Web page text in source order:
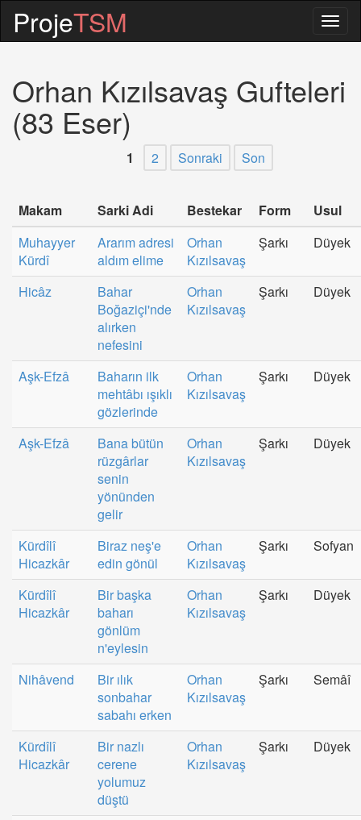
ProjeTSM
Orhan Kızılsavaş Gufteleri
(83 Eser)
1 2 Sonraki Son
Makam Sarki Adi Bestekar Form
Usul
Muhayyer
Kürdî
Ararım adresi
aldım elime
Orhan
Kızılsavaş
Şarkı Düyek
Hicâz
Bahar
Boğaziçi'nde
alırken
nefesini
Orhan
Kızılsavaş
Şarkı Düyek
Aşk-Efzâ
Baharın ilk
mehtâbı ışıklı
gözlerinde
Orhan
Kızılsavaş
Şarkı Düyek
Aşk-Efzâ
Bana bütün
rüzgârlar
senin
yönünden
gelir
Orhan
Kızılsavaş
Şarkı Düyek
Kürdîlî
Hicazkâr
Biraz neş'e
edin gönül
Orhan
Kızılsavaş
Şarkı Sofyan
Kürdîlî
Hicazkâr
Bir başka
baharı
gönlüm
n'eylesin
Orhan
Kızılsavaş
Şarkı Düyek
Nihâvend
Bir ılık
sonbahar
sabahı erken
Orhan
Kızılsavaş
Şarkı Semâî
Kürdîlî
Hicazkâr
Bir nazlı
cerene
yolumuz
düştü
Orhan
Kızılsavaş
Şarkı Düyek